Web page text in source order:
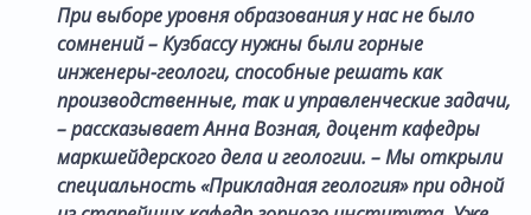
При выборе уровня образования у нас не было
сомнений – Кузбассу нужны были горные
инженеры-геологи, способные решать как
производственные, так и управленческие задачи,
– рассказывает Анна Возная, доцент кафедры
маркшейдерского дела и геологии. – Мы открыли
специальность «Прикладная геология» при одной